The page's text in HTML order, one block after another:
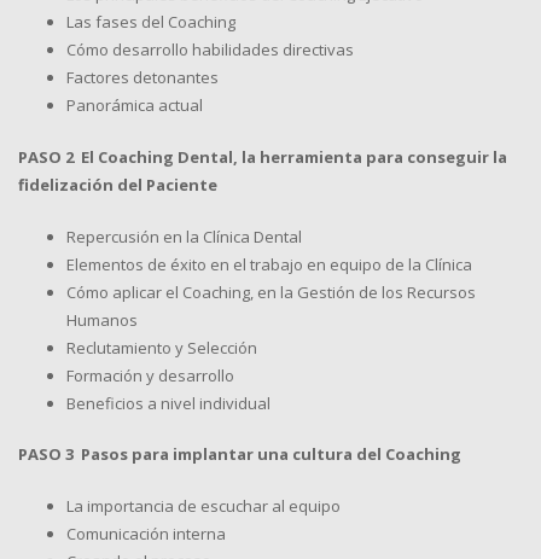
Las fases del Coaching
Cómo desarrollo habilidades directivas
Factores detonantes
Panorámica actual
PASO 2 El Coaching Dental, la herramienta para conseguir la
fidelización del Paciente
Repercusión en la Clínica Dental
Elementos de éxito en el trabajo en equipo de la Clínica
Cómo aplicar el Coaching, en la Gestión de los Recursos
Humanos
Reclutamiento y Selección
Formación y desarrollo
Beneficios a nivel individual
PASO 3 Pasos para implantar una cultura del Coaching
La importancia de escuchar al equipo
Comunicación interna